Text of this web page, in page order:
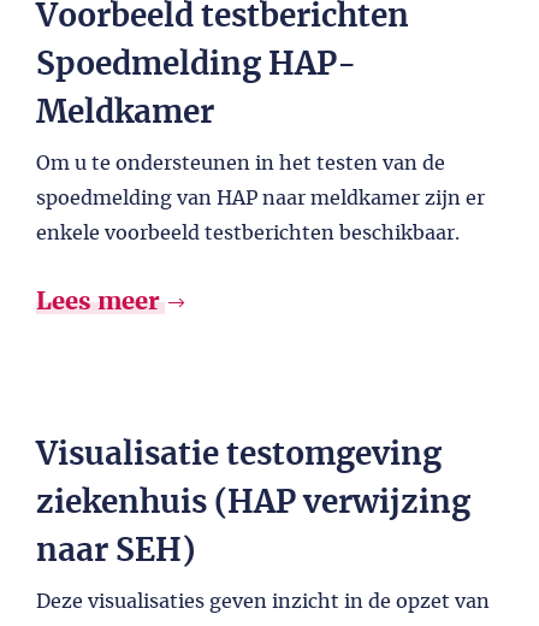
Voorbeeld testberichten
Spoedmelding HAP-
Meldkamer
Om u te ondersteunen in het testen van de
spoedmelding van HAP naar meldkamer zijn er
enkele voorbeeld testberichten beschikbaar.
Lees meer
Visualisatie testomgeving
ziekenhuis (HAP verwijzing
naar SEH)
Deze visualisaties geven inzicht in de opzet van